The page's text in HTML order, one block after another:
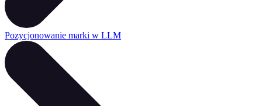
Pozycjonowanie marki w LLM